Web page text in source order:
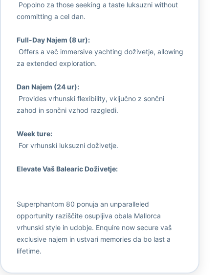
Popolno za those seeking a taste luksuzni without
committing a cel dan.
Full-Day Najem (8 ur):
Offers a več immersive yachting doživetje, allowing
za extended exploration.
Dan Najem (24 ur):
Provides vrhunski flexibility, vključno z sončni
zahod in sončni vzhod razgledi.
Week ture:
For vrhunski luksuzni doživetje.
Elevate Vaš Balearic Doživetje:
Superphantom 80 ponuja an unparalleled
opportunity raziščite osupljiva obala Mallorca
vrhunski style in udobje. Enquire now secure vaš
exclusive najem in ustvari memories da bo last a
lifetime.